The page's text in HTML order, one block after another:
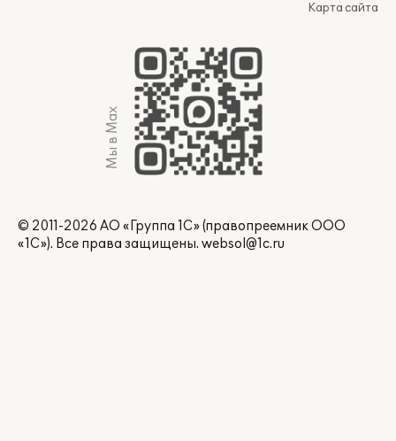
Карта сайта
Мы в Max
© 2011-2026 АО «Группа 1С» (правопреемник ООО
«1С»). Все права защищены. websol@1c.ru